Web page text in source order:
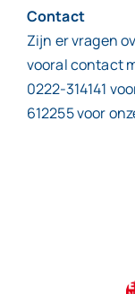
Contact
Zijn er vragen
vooral contact
0222-314141
612255 voor